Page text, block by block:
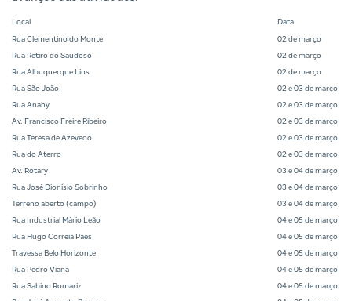
Local Data
Rua Clementino do Monte 02 de março
Rua Retiro do Saudoso 02 de março
Rua Albuquerque Lins 02 de março
Rua São João 02 e 03 de março
Rua Anahy 02 e 03 de março
Av. Francisco Freire Ribeiro 02 e 03 de março
Rua Teresa de Azevedo 02 e 03 de março
Rua do Aterro 02 e 03 de março
Av. Rotary 03 e 04 de março
Rua José Dionísio Sobrinho 03 e 04 de março
Terreno aberto (campo) 03 e 04 de março
Rua Industrial Mário Leão 04 e 05 de março
Rua Hugo Correia Paes 04 e 05 de março
Travessa Belo Horizonte 04 e 05 de março
Rua Pedro Viana 04 e 05 de março
Rua Sabino Romariz 04 e 05 de março